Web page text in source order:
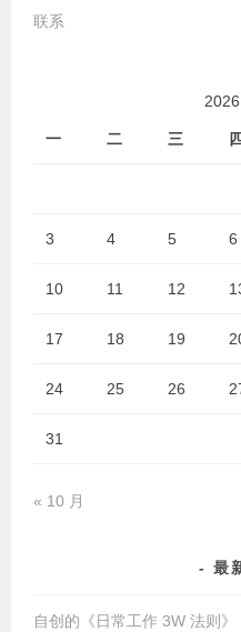
联系
一 二 三 四
3 4 5 6
10 11 12
17 18 19
24 25 26
31
« 10 月
最
自创的《日常工作 3W 法则